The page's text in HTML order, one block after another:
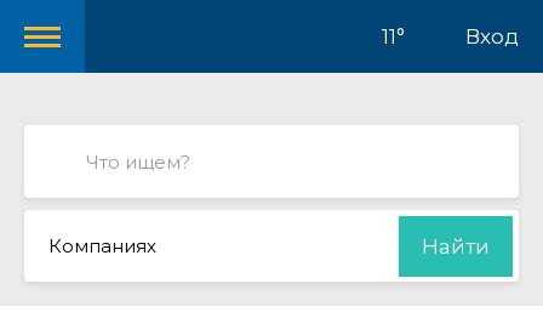
11° Вход
Компаниях Найти